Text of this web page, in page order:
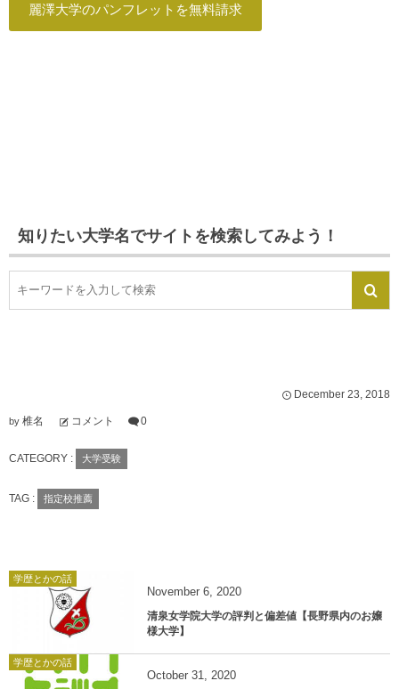
麗澤大学のパンフレットを無料請求
知りたい大学名でサイトを検索してみよう！
December 23 2018
by 椎名 コメント 0
CATEGORY : 大学受験
TAG : 指定校推薦
学歴とかの話
November 6, 2020
清泉女学院大学の評判と偏差値【長野県内のお嬢
様大学】
学歴とかの話
October 31, 2020